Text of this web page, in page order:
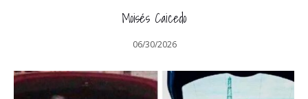
Moisés Caicedo
06/30/2026